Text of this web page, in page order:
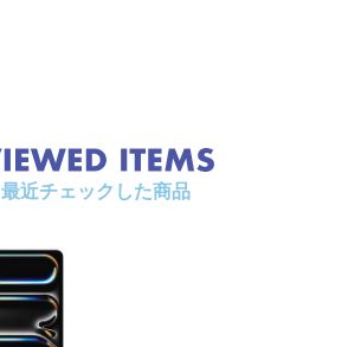
最近チェックした商品